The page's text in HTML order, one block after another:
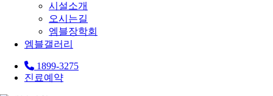
시설소개
오시는길
엠블장학회
엠블갤러리
1899-3275
진료예약